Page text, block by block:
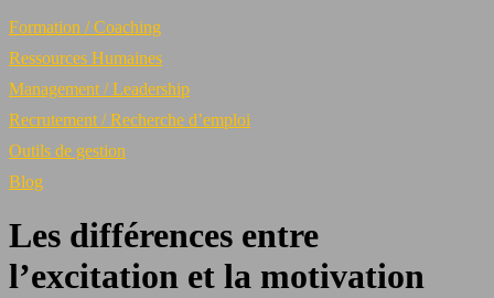
Formation / Coaching
Ressources Humaines
Management / Leadership
Recrutement / Recherche d’emploi
Outils de gestion
Blog
Les différences entre
l’excitation et la motivation